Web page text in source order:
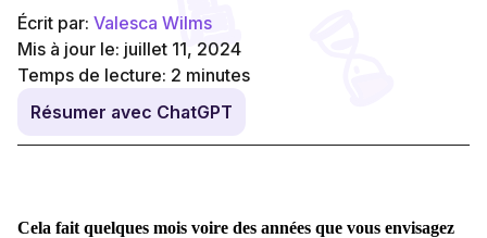
Écrit par: Valesca Wilms
Mis à jour le: juillet 11, 2024
Temps de lecture: 2 minutes
Résumer avec ChatGPT
Cela fait quelques mois voire des années que vous envisagez